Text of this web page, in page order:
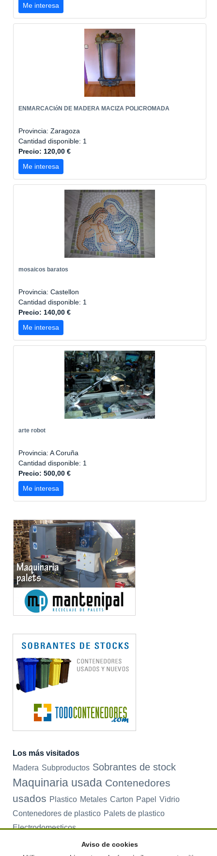
Me interesa
ENMARCACIóN DE MADERA MACIZA POLICROMADA
Provincia: Zaragoza
Cantidad disponible: 1
Precio: 120,00 €
Me interesa
mosaicos baratos
Provincia: Castellon
Cantidad disponible: 1
Precio: 140,00 €
Me interesa
arte robot
Provincia: A Coruña
Cantidad disponible: 1
Precio: 500,00 €
Me interesa
Los más visitados
Madera Subproductos Sobrantes de stock
Maquinaria usada Contenedores
usados Plastico Metales Carton Papel Vidrio
Contenedores de plastico Palets de plastico
Electrodomesticos
Aviso de cookies